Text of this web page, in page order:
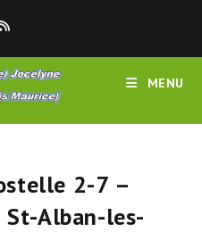
MENU
2-7 –
St-Alban-les-